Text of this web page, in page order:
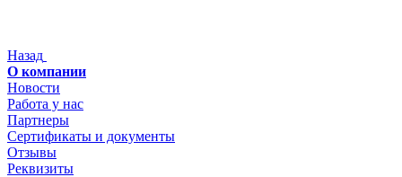
Назад
О компании
Новости
Работа у нас
Партнеры
Сертификаты и документы
Отзывы
Реквизиты